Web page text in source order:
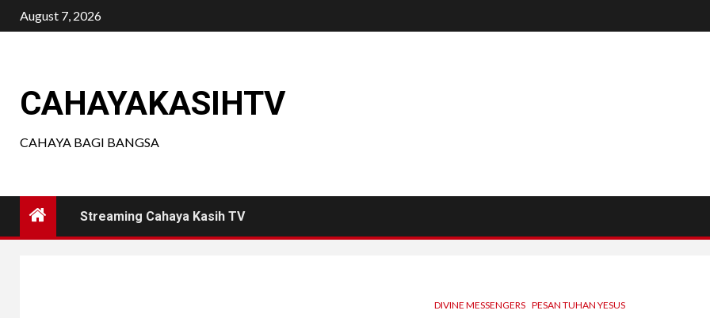
Skip
to
August 7, 2026
CAHAYAKASIHTV
CAHAYA BAGI BANGSA
Streaming Cahaya Kasih TV
DIVINE MESSENGERS PESAN TUHAN YESUS